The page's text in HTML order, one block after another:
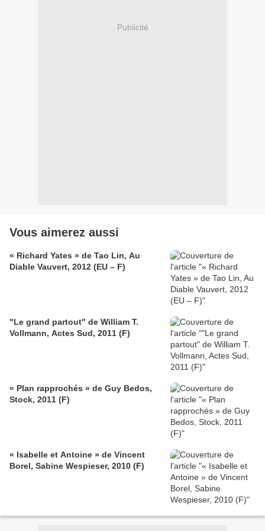
Publicité
Vous aimerez aussi
« Richard Yates » de Tao Lin, Au
Diable Vauvert, 2012 (EU – F)
"Le grand partout" de William T.
Vollmann, Actes Sud, 2011 (F)
« Plan rapprochés » de Guy Bedos,
Stock, 2011 (F)
« Isabelle et Antoine » de Vincent
Borel, Sabine Wespieser, 2010 (F)